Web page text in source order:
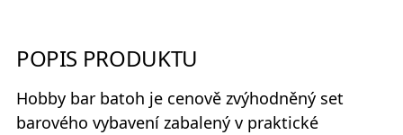
POPIS PRODUKTU
Hobby bar batoh je cenově zvýhodněný set
barového vybavení zabalený v praktické